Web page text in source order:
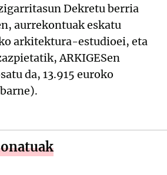
Dekretu berria
aurrekontuak eskatu
arkitektura-estudioei, eta
ARKIGESen
da, 13.915 euroko